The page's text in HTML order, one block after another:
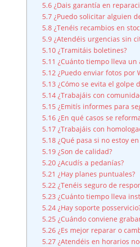
5.6 ¿Dais garantía en
5.7 ¿Puedo solicitar alguien
5.8 ¿Tenéis recambios en
5.9 ¿Atendéis urgencias sin
5.10 ¿Tramitáis boletines?
5.11 ¿Cuánto tiempo lleva un
5.12 ¿Puedo enviar fotos por
5.13 ¿Cómo se evita el golpe
5.14 ¿Trabajáis con
5.15 ¿Emitís informes para
5.16 ¿En qué casos se
5.17 ¿Trabajáis con
5.18 ¿Qué pasa si no estoy en
5.19 ¿Son de calidad?
5.20 ¿Acudís a pedanías?
5.21 ¿Hay planes puntuales?
5.22 ¿Tenéis seguro de
5.23 ¿Cuánto tiempo lleva
5.24 ¿Hay soporte
5.25 ¿Cuándo conviene
5.26 ¿Es mejor reparar o
5.27 ¿Atendéis en horarios